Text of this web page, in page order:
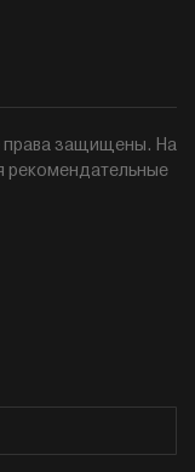
защищены. На
рекомендательные